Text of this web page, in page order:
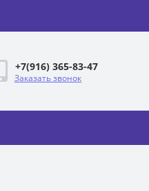
+7(916) 365-83-47
Заказать звонок